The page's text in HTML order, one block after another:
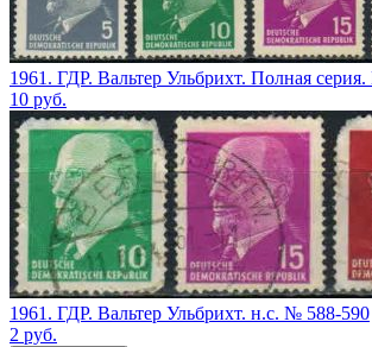
1961. ГДР. Вальтер Ульбрихт. Полная
10 руб.
1961. ГДР. Вальтер Ульбрихт. н.с. № 588‑590
2 руб.